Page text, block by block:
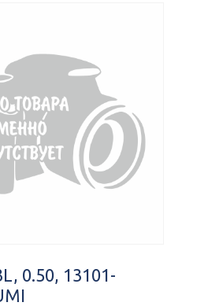
0.50, 13101-